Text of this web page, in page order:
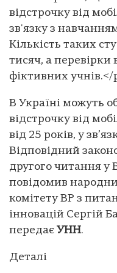
відстрочку від
зв'язку з
Кількість таких
тисяч, а
фіктивних учнів.</
В Україні можуть
відстрочку від
від 25 років, у
Відповідний
другого читання у
повідомив
комітету ВР з
інновацій Сергій
передає УНН.
Деталі